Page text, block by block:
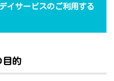
イサービスのご利用する
目的